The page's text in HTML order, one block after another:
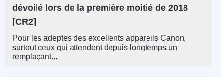
dévoilé lors de la première moitié de 2018
[CR2]
Pour les adeptes des excellents appareils Canon,
surtout ceux qui attendent depuis longtemps un
remplaçant...